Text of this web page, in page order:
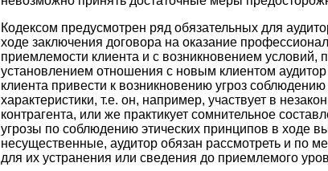
Кодексом предусмотрен ряд обязательных для
ходе заключения договора на оказание
приемлемости клиента и с возникновением
установлением отношения с новым клиентом
клиента привести к возникновению угроз
характеристики, т.е. он, например, участвует в
контрагента, или же практикует сомнительное
угрозы по соблюдению этических принципов в ходе
несущественные, аудитор обязан рассмотреть и по
для их устранения или сведения до приемлемого